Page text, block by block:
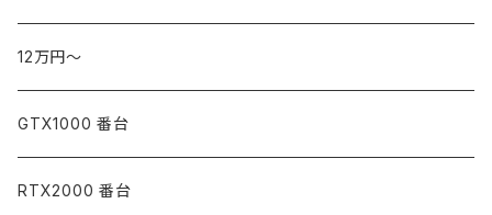
12万円～
GTX1000 番台
RTX2000 番台